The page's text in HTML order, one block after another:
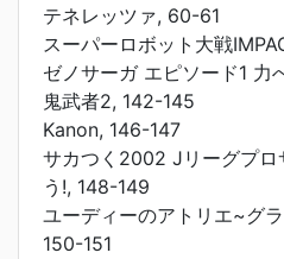
テネレッツァ, 60-61
スーパーロボット大戦
ゼノサーガ エピソード1 力
鬼武者2, 142-145
Kanon, 146-147
サカつく2002 Jリーグプロ
う!, 148-149
ユーディーのアトリエ~グ
150-151